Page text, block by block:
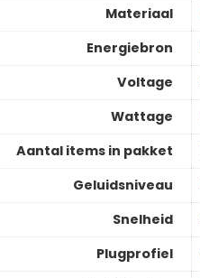
Materiaal
Energiebron
Voltage
Wattage
Aantal items in pakket
Geluidsniveau
Snelheid
Plugprofiel